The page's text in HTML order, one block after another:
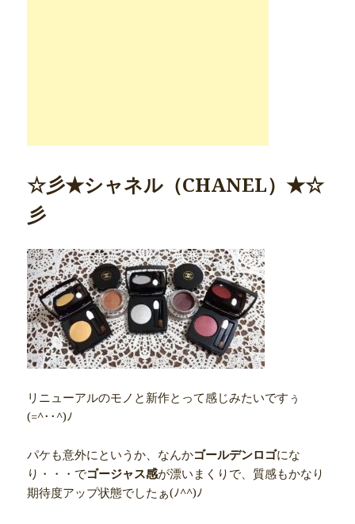
☆彡★シャネル（CHANEL）★☆
彡
リニューアルのモノと新作とって感じみたいですぅ
(=^･･^)ﾉ
パケも意外にというか、なんかゴールデンロゴにな
り・・・でゴージャス感が漂いまくりで、質感もかなり
期待度アップ状態でしたぁ(ﾉ^^)ﾉ